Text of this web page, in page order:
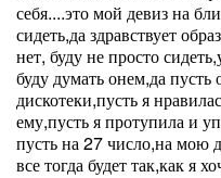
себя....это мой девиз на
сидеть,да здравствует
нет, буду не просто
буду думать онем,да
дискотеки,пусть я
ему,пусть я протупила и
пусть на 27 число,на мою
все тогда будет так,как я